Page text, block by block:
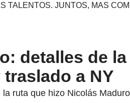
detalles de
a NY
ruta que hizo Nicolás